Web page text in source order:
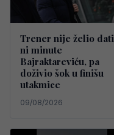
Trener nije želio dati
ni minute
Bajraktareviću, pa
doživio šok u finišu
utakmice
09/08/2026